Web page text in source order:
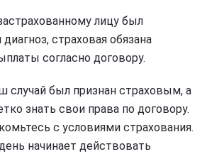
лицу был
страховая обязана
согласно договору.
случай был признан страховым, а
знать свои права по договору.
с условиями страхования.
начинает действовать